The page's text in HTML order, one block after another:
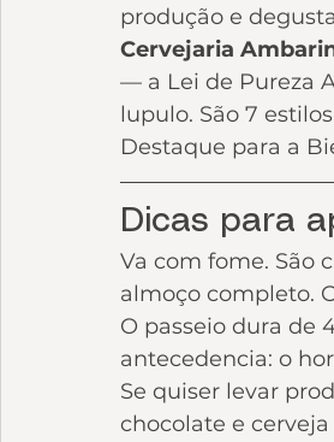
produção e
Cervejaria
— a Lei de Pureza
lupulo. São 7
Destaque para a
Dicas para
Va com fome. São
almoço completo.
O passeio dura de
antecedencia: o
Se quiser levar
chocolate e